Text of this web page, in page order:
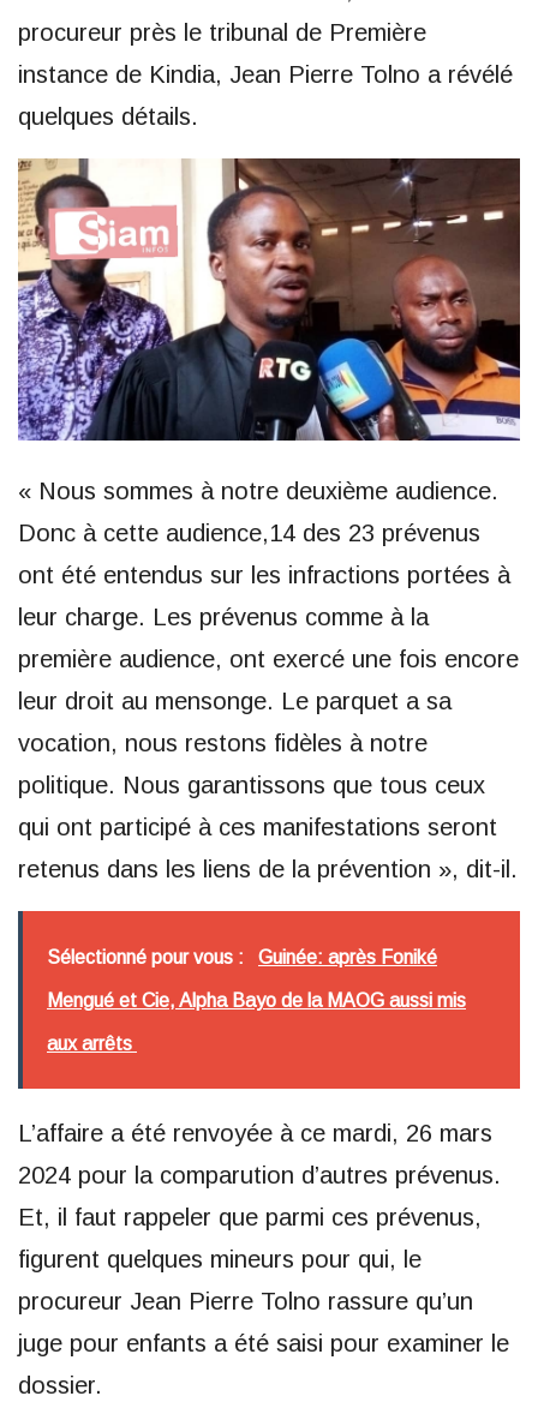
procureur près le tribunal de Première
instance de Kindia, Jean Pierre Tolno a révélé
quelques détails.
« Nous sommes à notre deuxième audience.
Donc à cette audience,14 des 23 prévenus
ont été entendus sur les infractions portées à
leur charge. Les prévenus comme à la
première audience, ont exercé une fois encore
leur droit au mensonge. Le parquet a sa
vocation, nous restons fidèles à notre
politique. Nous garantissons que tous ceux
qui ont participé à ces manifestations seront
retenus dans les liens de la prévention », dit-il.
Sélectionné pour vous : Guinée: après Foniké
Mengué et Cie, Alpha Bayo de la MAOG aussi mis
aux arrêts
L’affaire a été renvoyée à ce mardi, 26 mars
2024 pour la comparution d’autres prévenus.
Et, il faut rappeler que parmi ces prévenus,
figurent quelques mineurs pour qui, le
procureur Jean Pierre Tolno rassure qu’un
juge pour enfants a été saisi pour examiner le
dossier.